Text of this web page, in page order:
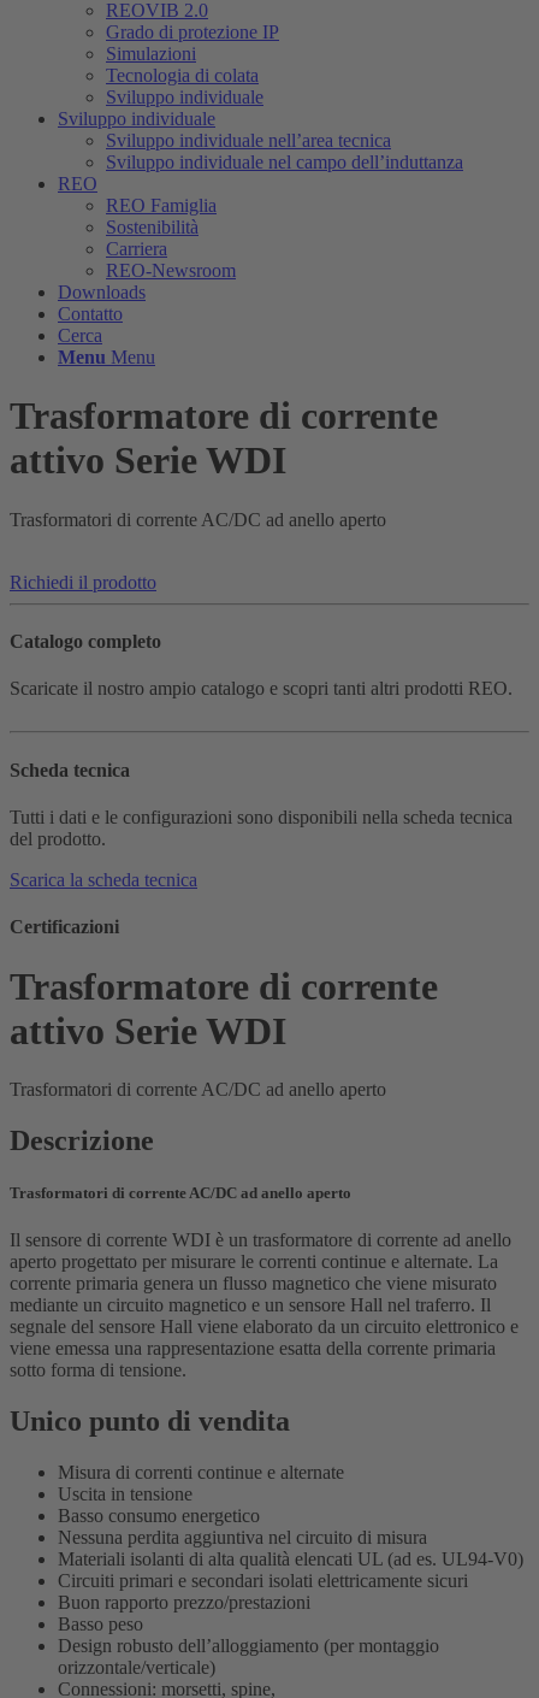
REOVIB 2.0
Grado di protezione IP
Simulazioni
Tecnologia di colata
Sviluppo individuale
Sviluppo individuale
Sviluppo individuale nell’area tecnica
Sviluppo individuale nel campo dell’induttanza
REO
REO Famiglia
Sostenibilità
Carriera
REO-Newsroom
Downloads
Contatto
Cerca
Menu Menu
Trasformatore di corrente
attivo Serie WDI
Trasformatori di corrente AC/DC ad anello aperto
Richiedi il prodotto
Catalogo completo
Scaricate il nostro ampio catalogo e scopri tanti altri prodotti REO.
Scheda tecnica
Tutti i dati e le configurazioni sono disponibili nella scheda tecnica
del prodotto.
Scarica la scheda tecnica
Certificazioni
Trasformatore di corrente
attivo Serie WDI
Trasformatori di corrente AC/DC ad anello aperto
Descrizione
Trasformatori di corrente AC/DC ad anello aperto
Il sensore di corrente WDI è un trasformatore di corrente ad anello
aperto progettato per misurare le correnti continue e alternate. La
corrente primaria genera un flusso magnetico che viene misurato
mediante un circuito magnetico e un sensore Hall nel traferro. Il
segnale del sensore Hall viene elaborato da un circuito elettronico e
viene emessa una rappresentazione esatta della corrente primaria
sotto forma di tensione.
Unico punto di vendita
Misura di correnti continue e alternate
Uscita in tensione
Basso consumo energetico
Nessuna perdita aggiuntiva nel circuito di misura
Materiali isolanti di alta qualità elencati UL (ad es. UL94-V0)
Circuiti primari e secondari isolati elettricamente sicuri
Buon rapporto prezzo/prestazioni
Basso peso
Design robusto dell’alloggiamento (per montaggio
orizzontale/verticale)
Connessioni: morsetti, spine,